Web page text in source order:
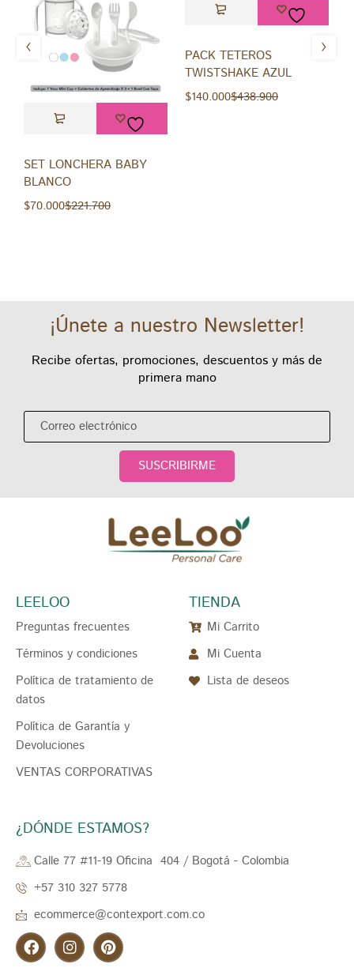
SET LONCHERA BABY
BLANCO
$221.700
$70.000
PACK TETEROS
TWISTSHAKE AZUL
$438.900
$140.000
¡Únete a nuestro Newsletter!
Recibe ofertas, promociones, descuentos y más de
primera mano
SUSCRIBIRME
LEELOO
Preguntas frecuentes
Términos y condiciones
Política de tratamiento de
datos
Política de Garantía y
Devoluciones
VENTAS CORPORATIVAS
TIENDA
Mi Carrito
Mi Cuenta
Lista de deseos
¿DÓNDE ESTAMOS?
Calle 77 #11-19 Oficina 404 / Bogotá - Colombia
+57 310 327 5778
ecommerce@contexport.com.co